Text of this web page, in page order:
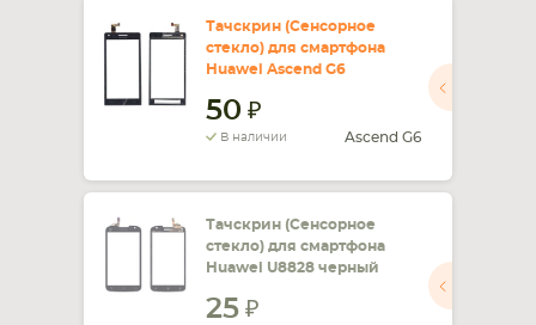
Тачскрин (Сенсорное
стекло) для смартфона
Huawei Ascend G6
50
В наличии Ascend G6
Тачскрин (Сенсорное
стекло) для смартфона
Huawei U8828 черный
25